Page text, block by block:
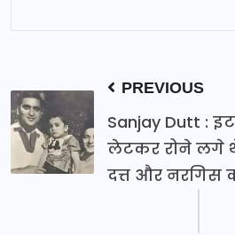
PREVIOUS
Sanjay Dutt :
लेटकर रोने लगे
दत्त और नरगिस